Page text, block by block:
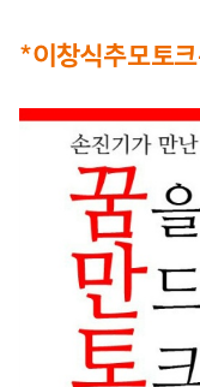
*이창식추모토